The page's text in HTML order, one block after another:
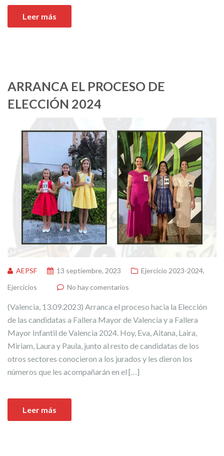
Leer más
ARRANCA EL PROCESO DE
ELECCIÓN 2024
AEPSF 13 septiembre, 2023 Ejercicio 2023-2024,
Ejercicios
No hay comentarios
(Valencia, 13.09.2023) Arranca el proceso hacia la Elección
de las candidatas a Fallera Mayor de Valencia y a Fallera
Mayor Infantil de Valencia 2024. Hoy, Eva, Aitana, Laira,
Miriam, Laura y Paula, junto al resto de candidatas de los
otros sectores conocieron a los jurados y les dieron los
números que les acompañarán en el […]
Leer más